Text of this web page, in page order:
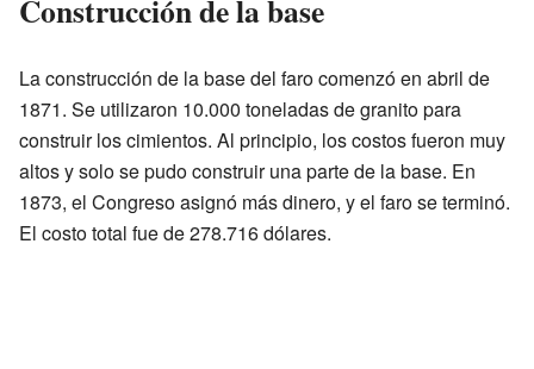
Construcción de la base
La construcción de la base del faro comenzó en abril de
1871. Se utilizaron 10.000 toneladas de granito para
construir los cimientos. Al principio, los costos fueron muy
altos y solo se pudo construir una parte de la base. En
1873, el Congreso asignó más dinero, y el faro se terminó.
El costo total fue de 278.716 dólares.